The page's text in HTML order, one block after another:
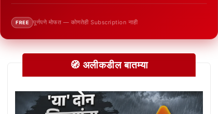
FREE पूर्णपणे मोफत — कोणतेही Subscription नाही
🧭 अलीकडील बातम्या